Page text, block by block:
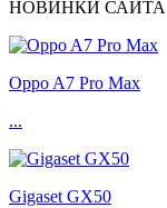
НОВИНКИ САЙТА
Oppo A7 Pro Max
...
Gigaset GX50